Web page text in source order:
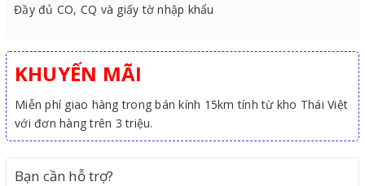
Đầy đủ CO, CQ và giấy tờ nhập khẩu
KHUYẾN MÃI
Miễn phí giao hàng trong bán kính 15km tính từ kho Thái Việt
với đơn hàng trên 3 triệu.
Bạn cần hỗ trợ?